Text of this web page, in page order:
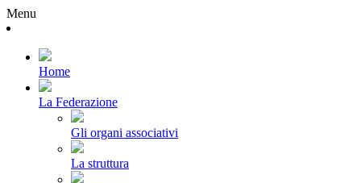
Menu
Home
La Federazione
Gli organi associativi
La struttura